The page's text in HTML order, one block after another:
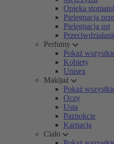
Opieka
Pielęgnacja
Pielęgnacja ust
Perfumy
Pokaż
Kobiety
Unisex
Makijaż
Pokaż
Oczy
Usta
Paznokcie
Karnacja
Ciało